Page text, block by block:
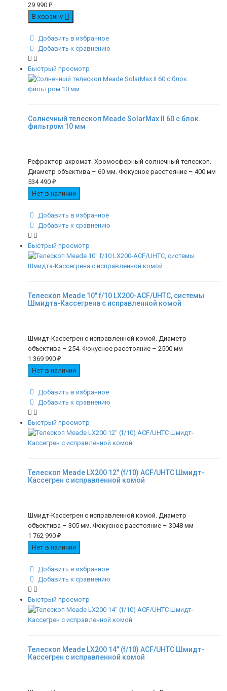
29 990 ₽
В корзину
Добавить в избранное
Добавить к сравнению
Быстрый просмотр
Солнечный телескоп Meade SolarMax II 60 с блок.
фильтром 10 мм
Рефрактор-ахромат. Хромосферный солнечный телескоп.
Диаметр объектива – 60 мм. Фокусное расстояние – 400 мм
534 490 ₽
Нет в наличии
Добавить в избранное
Добавить к сравнению
Быстрый просмотр
Телескоп Meade 10" f/10 LX200-ACF/UHTC, системы
Шмидта-Кассегрена с исправленной комой
Шмидт-Кассегрен с исправленной комой. Диаметр
объектива – 254. Фокусное расстояние – 2500 мм
1 369 990 ₽
Нет в наличии
Добавить в избранное
Добавить к сравнению
Быстрый просмотр
Телескоп Meade LX200 12" (f/10) ACF/UHTC Шмидт-
Кассегрен с исправленной комой
Шмидт-Кассегрен с исправленной комой. Диаметр
объектива – 305 мм. Фокусное расстояние – 3048 мм
1 762 990 ₽
Нет в наличии
Добавить в избранное
Добавить к сравнению
Быстрый просмотр
Телескоп Meade LX200 14" (f/10) ACF/UHTC Шмидт-
Кассегрен с исправленной комой